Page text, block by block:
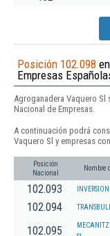
Posición 102.098
Empresas
Agroganadera Vaquero Sl
Nacional de Empresas.
A continuación podrá
Vaquero Sl y empresas
Posición
Nacional
Nombre
102.093
102.094
102.095